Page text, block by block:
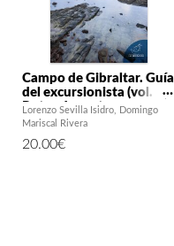
Campo de Gibraltar. Guía
del excursionista (vol. II).
Rutas de costa y
senderos urbanos y
Lorenzo Sevilla Isidro
Domingo
Mariscal Rivera
20.00€